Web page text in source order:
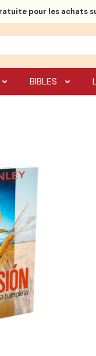
pour les achats
BIBLES